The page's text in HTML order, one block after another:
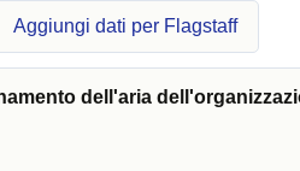
Aggiungi dati per Flagstaff
dell'aria